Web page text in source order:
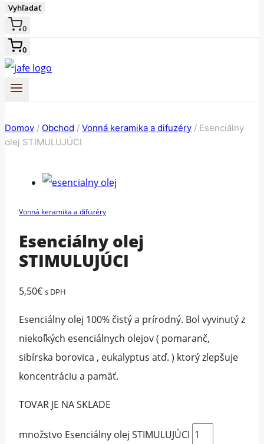
Vyhľadať
0
0
Domov / Obchod / Vonná keramika a difuzéry / Esenciálny
olej STIMULUJÚCI
Vonná keramika a difuzéry
Esenciálny olej
STIMULUJÚCI
5,50€ s DPH
Esenciálny olej 100% čistý a prírodný. Bol vyvinutý z
niekoľkých esenciálnych olejov ( pomaranč,
sibírska borovica , eukalyptus atď. ) ktorý zlepšuje
koncentráciu a pamäť.
TOVAR JE NA SKLADE
množstvo Esenciálny olej STIMULUJÚCI